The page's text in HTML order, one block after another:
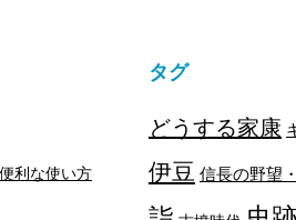
利な使い方
タグ
どうする家康
伊豆 信長の野望